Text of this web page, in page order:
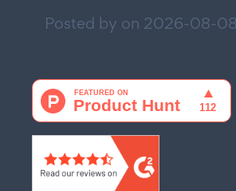
Posted by on 2026-08-08